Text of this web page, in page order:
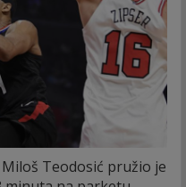
Teodosić pružio je